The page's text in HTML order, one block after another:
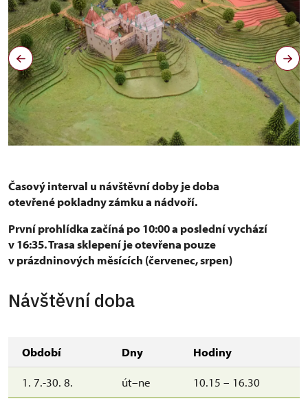
Časový interval u návštěvní doby je doba
otevřené pokladny zámku a nádvoří.
První prohlídka začíná po 10:00 a poslední vychází
v 16:35. Trasa sklepení je otevřena pouze
v prázdninových měsících (červenec, srpen)
Návštěvní doba
Období Dny Hodiny
1. 7.-30. 8. út–ne 10.15 – 16.30